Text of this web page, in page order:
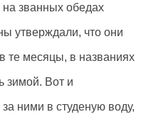
на званных обедах
утверждали, что они
те месяцы, в названиях
зимой. Вот и
ними в студеную воду,